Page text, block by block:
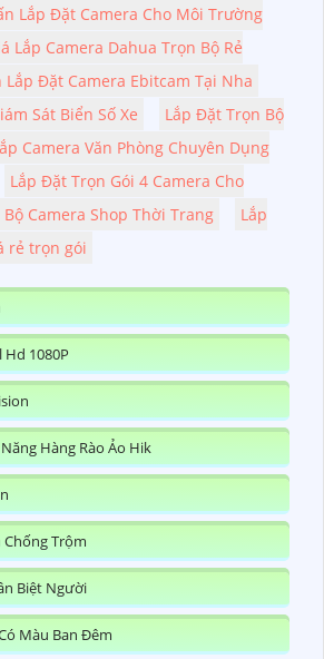
Lắp Đặt Camera Cho Môi Trường
Lắp Camera Dahua Trọn Bộ Rẻ
Lắp Đặt Camera Ebitcam Tại Nha
Sát Biển Số Xe
Lắp Đặt Trọn Bộ
Camera Văn Phòng Chuyên Dụng
Lắp Đặt Trọn Gói 4 Camera Cho
Bộ Camera Shop Thời Trang
Lắp
rẻ trọn gói
1080P
Hàng Rào Ảo Hik
Trộm
Biệt Người
Màu Ban Đêm